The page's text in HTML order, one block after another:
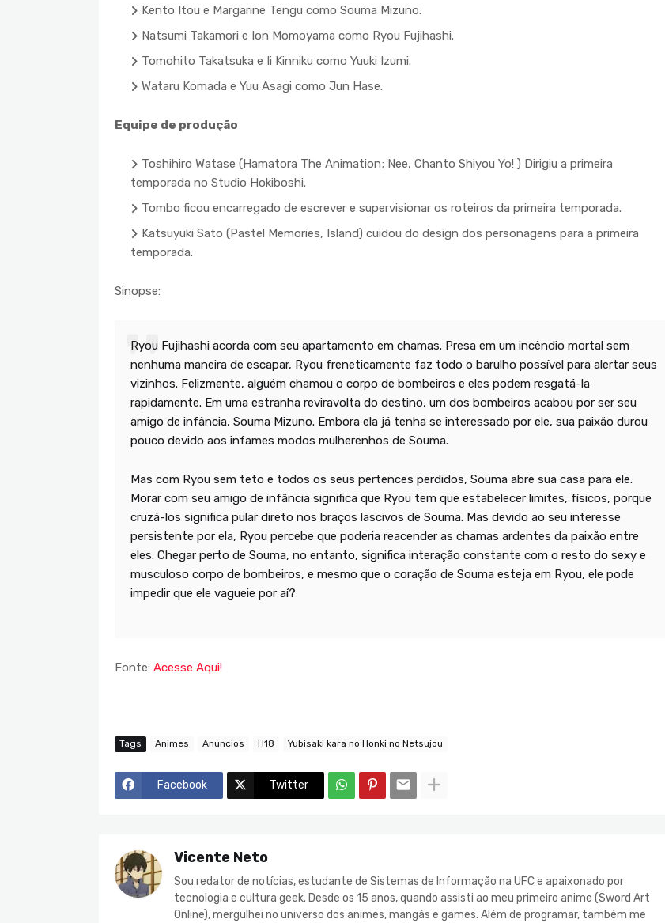
Kento Itou e Margarine Tengu como Souma Mizuno.
Natsumi Takamori e Ion Momoyama como Ryou Fujihashi.
Tomohito Takatsuka e Ii Kinniku como Yuuki Izumi.
Wataru Komada e Yuu Asagi como Jun Hase.
Equipe de produção
Toshihiro Watase (Hamatora The Animation; Nee, Chanto Shiyou Yo! ) Dirigiu a primeira
temporada no Studio Hokiboshi.
Tombo ficou encarregado de escrever e supervisionar os roteiros da primeira temporada.
Katsuyuki Sato (Pastel Memories, Island) cuidou do design dos personagens para a primeira
temporada.
Sinopse:
Ryou Fujihashi acorda com seu apartamento em chamas. Presa em um incêndio mortal sem
nenhuma maneira de escapar, Ryou freneticamente faz todo o barulho possível para alertar seus
vizinhos. Felizmente, alguém chamou o corpo de bombeiros e eles podem resgatá-la
rapidamente. Em uma estranha reviravolta do destino, um dos bombeiros acabou por ser seu
amigo de infância, Souma Mizuno. Embora ela já tenha se interessado por ele, sua paixão durou
pouco devido aos infames modos mulherenhos de Souma.
Mas com Ryou sem teto e todos os seus pertences perdidos, Souma abre sua casa para ele.
Morar com seu amigo de infância significa que Ryou tem que estabelecer limites, físicos, porque
cruzá-los significa pular direto nos braços lascivos de Souma. Mas devido ao seu interesse
persistente por ela, Ryou percebe que poderia reacender as chamas ardentes da paixão entre
eles. Chegar perto de Souma, no entanto, significa interação constante com o resto do sexy e
musculoso corpo de bombeiros, e mesmo que o coração de Souma esteja em Ryou, ele pode
impedir que ele vagueie por aí?
Fonte: Acesse Aqui!
Tags Animes Anuncios H18 Yubisaki kara no Honki no Netsujou
Facebook Twitter
Vicente Neto
Sou redator de notícias, estudante de Sistemas de Informação na UFC e apaixonado por
tecnologia e cultura geek. Desde os 15 anos, quando assisti ao meu primeiro anime (Sword Art
Online), mergulhei no universo dos animes, mangás e games. Além de programar, também me